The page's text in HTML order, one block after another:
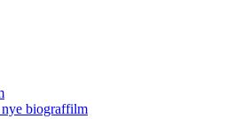
biograffilm